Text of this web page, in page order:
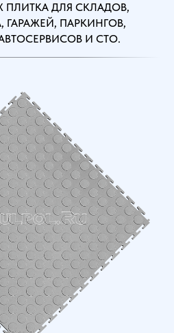
ПЛИТКА ДЛЯ СКЛАДОВ,
ГАРАЖЕЙ, ПАРКИНГОВ,
И СТО.